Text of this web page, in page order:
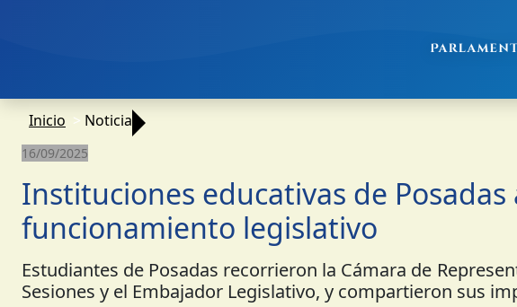
Inicio Noticia
16/09/2025
Instituciones educativas de
funcionamiento legislativo
Estudiantes de Posadas recorrieron la Cámara de
Sesiones y el Embajador Legislativo, y compartieron sus